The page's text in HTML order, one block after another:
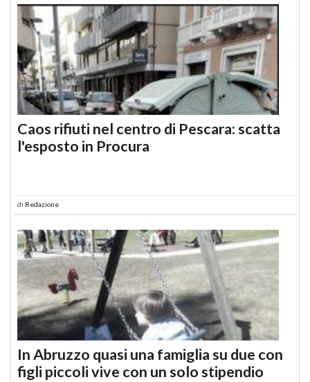
Caos rifiuti nel centro di Pescara: scatta
l'esposto in Procura
di Redazione
In Abruzzo quasi una famiglia su due con
figli piccoli vive con un solo stipendio